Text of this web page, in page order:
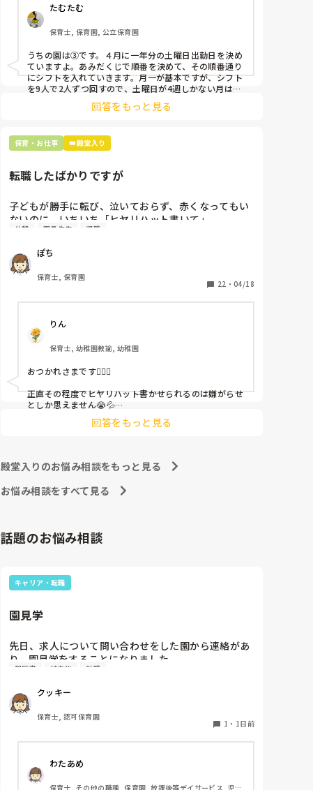
①土曜日の希望休は2日まで、と制限をかける
②毎月、必ず土曜保育に入ることのできる日を1日だ
けピックアップしてもらう
③仮シフトが出た時、土曜出勤が難しければ自身で代
わりの人を交渉して見つけてもらう
上記のいずれかの対策を取り入れることを考えていま
たむたむ
保育士, 保育園, 公立保育園
うちの園は③です。４月に一年分の土曜日出勤日を決め
ていますよ。あみだくじで順番を決めて、その順番通り
にシフトを入れていきます。月一が基本ですが、シフト
を9人で2人ずつ回すので、土曜日が4週しかない月は無
しの時もありますよ。その土曜日が出られない人は、同
じシフト時間の人と自分で交代して貰い、主任に報告し
回答をもっと見る
保育・お仕事 👑殿堂入り
転職したばかりですが
子どもが勝手に転び、泣いておらず、赤くなってもい
ないのに、いちいち「ヒヤリハット書いて」
と書かされ
休憩時間に書くしかなく、辛いです
（そう言う本人は書かない）
しかも、上司に↑この内容でも
「どうしたらなくせるか」
呼ばれて一緒に対策を考えさせられること多数
これだけで30〜40分拘束されて辛いです
皆さんの園はどうですか?
休憩 園長先生 退職
ぽち
保育士, 保育園
22 ・ 04/18
りん
保育士, 幼稚園教諭, 幼稚園
おつかれさまです🙇🏻‍♀️
正直その程度でヒヤリハット書かせられるのは嫌がらせ
としか思えません😭💦
他の先生方も同様のことをされているのでしょうか？
回答をもっと見る
殿堂入りのお悩み相談をもっと見る
お悩み相談をすべて見る
話題のお悩み相談
キャリア・転職
園見学
先日、求人について問い合わせをした園から連絡があ
り、園見学をすることになりました。
私としては求人に応募したという認識ですが、『園見
物について質問しましたが、見学なので特にありませ
んとのこと
このような場合は本当に見学だけで終了なのでしょう
それとも、やはり履歴書や職務経歴書を持参した方が
良いのでしょうか？
履歴書 持ち物 転職
クッキー
保育士, 認可保育園
1 ・ 1日前
わたあめ
保育士, その他の職種, 保育園, 放課後等デイサービス, 児童